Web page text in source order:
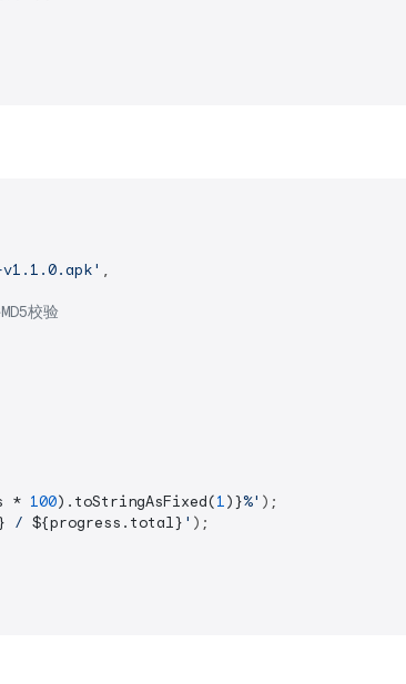
,
校验
* 100).toStringAsFixed(1)}%' );
/ ${progress.total} ' );